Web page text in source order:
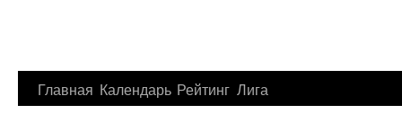
Перейти
Главная Календарь Рейтинг Лига